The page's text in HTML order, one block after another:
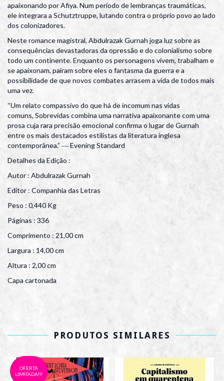
apaixonando por Afiya. Num período de lembranças traumáticas,
ele integrara a Schutztruppe, lutando contra o próprio povo ao lado
dos colonizadores.
Neste romance magistral, Abdulrazak Gurnah joga luz sobre as
consequências devastadoras da opressão e do colonialismo sobre
todo um continente. Enquanto os personagens vivem, trabalham e
se apaixonam, pairam sobre eles o fantasma da guerra e a
possibilidade de que novos combates arrasem a vida de todos mais
uma vez.
“Um relato compassivo do que há de incomum nas vidas
comuns, Sobrevidas combina uma narrativa apaixonante com uma
prosa cuja rara precisão emocional confirma o lugar de Gurnah
entre os mais destacados estilistas da literatura inglesa
contemporânea.” ― Evening Standard
Detalhes da Edição :
Autor : Abdulrazak Gurnah
Editor : Companhia das Letras
Peso : 0,440 Kg
Páginas : 336
Comprimento : 21,00 cm
Largura : 14,00 cm
Altura : 2,00 cm
Capa cartonada
PRODUTOS SIMILARES
OFERTA
LIMITADA!!!